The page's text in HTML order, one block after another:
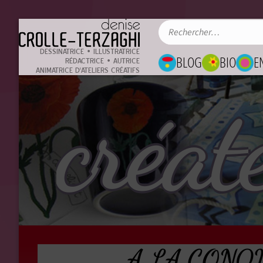
DESSINATRICE • ILLUSTRATRICE
RÉDACTRICE • AUTRICE
ANIMATRICE D'ATELIERS CRÉATIFS
BLOG BIO